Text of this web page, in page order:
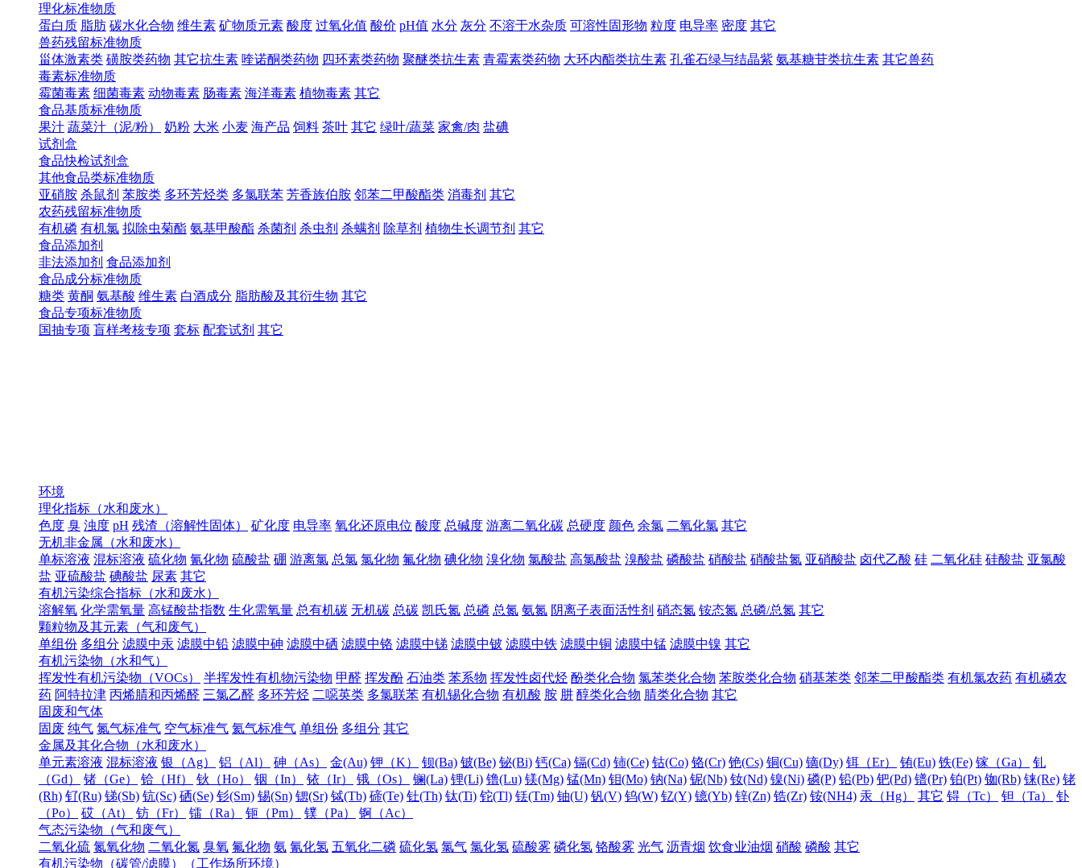
理化标准物质
蛋白质 脂肪 碳水化合物 维生素 矿物质元素 酸度 过氧化值 酸价 pH值 水分 灰分 不溶于水杂质 可溶性固形物 粒度 电导率 密度 其它
兽药残留标准物质
甾体激素类 磺胺类药物 其它抗生素 喹诺酮类药物 四环素类药物 聚醚类抗生素 青霉素类药物 大环内酯类抗生素 孔雀石绿与结晶紫 氨基糖苷类抗生素 其它兽药
毒素标准物质
霉菌毒素 细菌毒素 动物毒素 肠毒素 海洋毒素 植物毒素 其它
食品基质标准物质
果汁 蔬菜汁（泥/粉） 奶粉 大米 小麦 海产品 饲料 茶叶 其它 绿叶/蔬菜 家禽/肉 盐碘
试剂盒
食品快检试剂盒
其他食品类标准物质
亚硝胺 杀鼠剂 苯胺类 多环芳烃类 多氯联苯 芳香族伯胺 邻苯二甲酸酯类 消毒剂 其它
农药残留标准物质
有机磷 有机氯 拟除虫菊酯 氨基甲酸酯 杀菌剂 杀虫剂 杀螨剂 除草剂 植物生长调节剂 其它
食品添加剂
非法添加剂 食品添加剂
食品成分标准物质
糖类 黄酮 氨基酸 维生素 白酒成分 脂肪酸及其衍生物 其它
食品专项标准物质
国抽专项 盲样考核专项 套标 配套试剂 其它
环境
理化指标（水和废水）
色度 臭 浊度 pH 残渣（溶解性固体） 矿化度 电导率 氧化还原电位 酸度 总碱度 游离二氧化碳 总硬度 颜色 余氯 二氧化氯 其它
无机非金属（水和废水）
单标溶液 混标溶液 硫化物 氰化物 硫酸盐 硼 游离氯 总氯 氯化物 氟化物 碘化物 溴化物 氯酸盐 高氯酸盐 溴酸盐 磷酸盐 硝酸盐 硝酸盐氮 亚硝酸盐 卤代乙酸 硅 二氧化硅 硅酸盐 亚氯酸
盐 亚硫酸盐 碘酸盐 尿素 其它
有机污染综合指标（水和废水）
溶解氧 化学需氧量 高锰酸盐指数 生化需氧量 总有机碳 无机碳 总碳 凯氏氮 总磷 总氮 氨氮 阴离子表面活性剂 硝态氮 铵态氮 总磷/总氮 其它
颗粒物及其元素（气和废气）
单组份 多组分 滤膜中汞 滤膜中铅 滤膜中砷 滤膜中硒 滤膜中铬 滤膜中锑 滤膜中铍 滤膜中铁 滤膜中铜 滤膜中锰 滤膜中镍 其它
有机污染物（水和气）
挥发性有机污染物（VOCs）
半挥发性有机物污染物 甲醛 挥发酚 石油类 苯系物 挥发性卤代烃 酚类化合物 氯苯类化合物 苯胺类化合物 硝基苯类 邻苯二甲酸酯类 有机氯农药 有机磷农
药 阿特拉津 丙烯腈和丙烯醛 三氯乙醛 多环芳烃 二噁英类 多氯联苯 有机锡化合物 有机酸 胺 肼 醇类化合物 腈类化合物 其它
固废和气体
固废 纯气 氮气标准气 空气标准气 氦气标准气 单组份 多组分 其它
金属及其化合物（水和废水）
单元素溶液 混标溶液 银（Ag） 铝（Al） 砷（As） 金(Au) 钾（K） 钡(Ba) 铍(Be) 铋(Bi) 钙(Ca) 镉(Cd) 铈(Ce) 钴(Co) 铬(Cr) 铯(Cs) 铜(Cu) 镝(Dy) 铒（Er） 铕(Eu) 铁(Fe) 镓（Ga）
钆
（Gd）
锗（Ge） 铪（Hf） 钬（Ho） 铟（In） 铱（Ir） 锇（Os） 镧(La) 锂(Li) 镥(Lu) 镁(Mg) 锰(Mn) 钼(Mo) 钠(Na) 铌(Nb) 钕(Nd) 镍(Ni) 磷(P) 铅(Pb) 钯(Pd) 镨(Pr) 铂(Pt) 铷(Rb) 铼(Re) 铑
(Rh) 钌(Ru) 锑(Sb) 钪(Sc) 硒(Se) 钐(Sm) 锡(Sn) 锶(Sr) 铽(Tb) 碲(Te) 钍(Th) 钛(Ti) 铊(Tl) 铥(Tm) 铀(U) 钒(V) 钨(W) 钇(Y) 镱(Yb) 锌(Zn) 锆(Zr) 铵(NH4) 汞（Hg） 其它 锝（Tc） 钽（Ta）
钋
（Po）
砹（At） 钫（Fr） 镭（Ra） 钷（Pm） 镤（Pa）
锕（Ac）
气态污染物（气和废气）
二氧化硫 氮氧化物 二氧化氮 臭氧 氟化物 氨 氰化氢 五氧化二磷 硫化氢 氯气 氯化氢 硫酸雾 磷化氢 铬酸雾 光气 沥青烟 饮食业油烟 硝酸 磷酸 其它
有机污染物（碳管/滤膜）（工作场所环境）